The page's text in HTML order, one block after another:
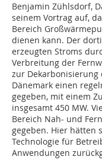
Benjamin Zühlsdorf,
seinem Vortrag auf,
Bereich
dienen kann. Der
erzeugten Stroms
Verbreitung der
zur Dekarbonisierung
Dänemark einen
gegeben, mit einem
insgesamt 450 MW.
Bereich Nah- und
gegeben. Hier hätten
Technologie für
Anwendungen